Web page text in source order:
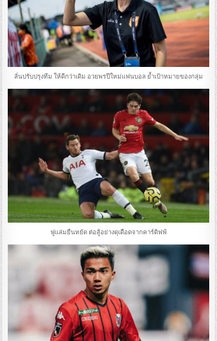
ลั่นปรับปรุงทีม ให้ดีกว่าเดิม อวยพรปีใหม่แฟนบอล ย้ำเป้าหมายของกลุ่ม
ฟูแล่มยืนหยัด ต่อสู้อย่างดุเดือดจากคาร์ดิฟฟ์